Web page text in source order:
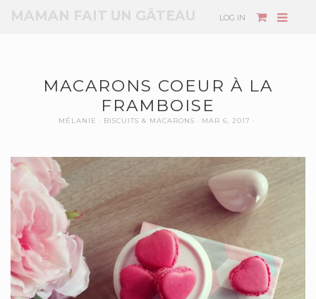
MAMAN FAIT UN GÂTEAU LOG IN
MACARONS COEUR À LA
FRAMBOISE
MÉLANIE BISCUITS & MACARONS MAR 6, 2017